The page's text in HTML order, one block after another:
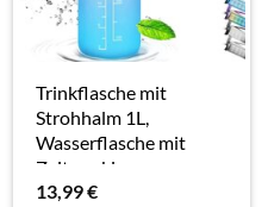
Trinkflasche mit
Strohhalm 1L,
Wasserflasche mit
Zeitmarkierungen,
Wasserflasche Frei
13,99€